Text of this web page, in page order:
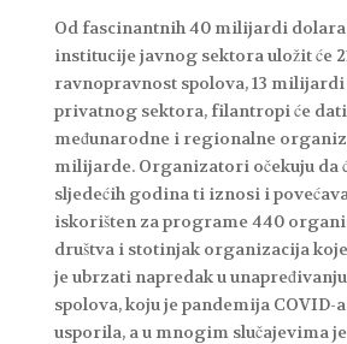
Od fascinantnih 40 milijardi dolara
institucije javnog sektora uložit će
ravnopravnost spolova, 13 milijardi
privatnog sektora, filantropi će
međunarodne i regionalne
milijarde. Organizatori očekuju da
sljedećih godina ti iznosi i
iskorišten za programe 440
društva i stotinjak organizacija
je ubrzati napredak u
spolova, koju je pandemija COVID-
usporila, a u mnogim slučajevima